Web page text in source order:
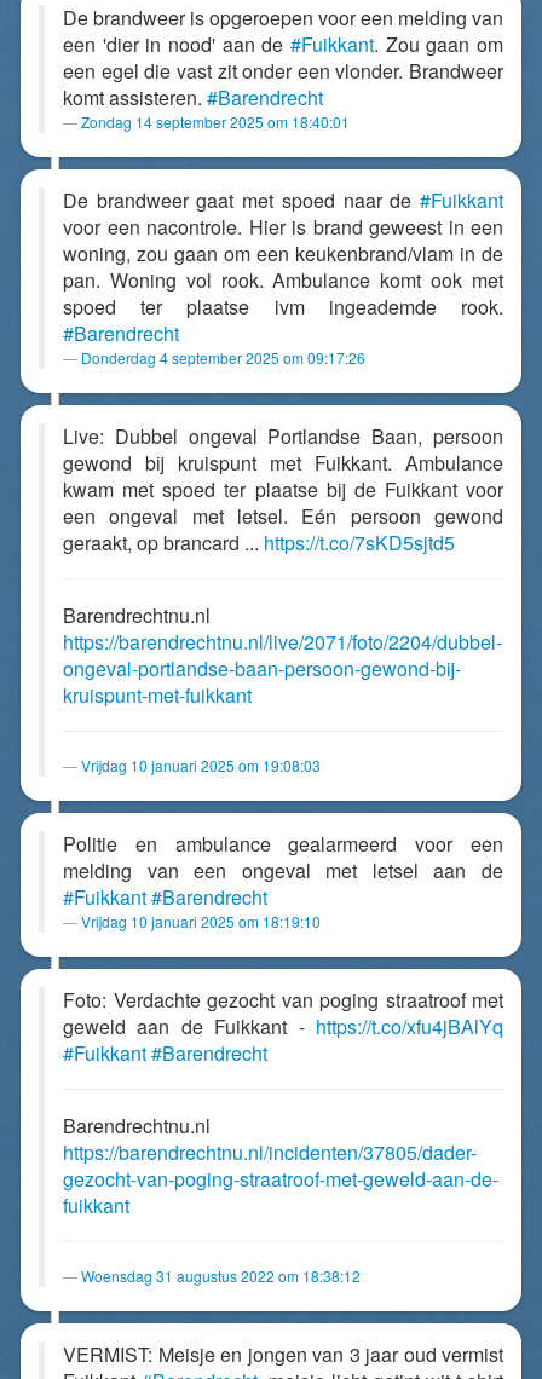
De brandweer is opgeroepen voor een melding van
een 'dier in nood' aan de #Fuikkant. Zou gaan om
een egel die vast zit onder een vlonder. Brandweer
komt assisteren. #Barendrecht
Zondag 14 september 2025 om 18:40:01
De brandweer gaat met spoed naar de #Fuikkant
voor een nacontrole. Hier is brand geweest in een
woning, zou gaan om een keukenbrand/vlam in de
pan. Woning vol rook. Ambulance komt ook met
spoed ter plaatse ivm ingeademde rook.
#Barendrecht
Donderdag 4 september 2025 om 09:17:26
Live: Dubbel ongeval Portlandse Baan, persoon
gewond bij kruispunt met Fuikkant. Ambulance
kwam met spoed ter plaatse bij de Fuikkant voor
een ongeval met letsel. Eén persoon gewond
geraakt, op brancard ... https://t.co/7sKD5sjtd5
Barendrechtnu.nl
https://barendrechtnu.nl/live/2071/foto/2204/dubbel-
ongeval-portlandse-baan-persoon-gewond-bij-
kruispunt-met-fuikkant
Vrijdag 10 januari 2025 om 19:08:03
Politie en ambulance gealarmeerd voor een
melding van een ongeval met letsel aan de
#Fuikkant#Barendrecht
Vrijdag 10 januari 2025 om 18:19:10
Foto: Verdachte gezocht van poging straatroof met
geweld aan de Fuikkant - https://t.co/xfu4jBAlYq
#Fuikkant#Barendrecht
Barendrechtnu.nl
https://barendrechtnu.nl/incidenten/37805/dader-
gezocht-van-poging-straatroof-met-geweld-aan-de-
fuikkant
Woensdag 31 augustus 2022 om 18:38:12
VERMIST: Meisje en jongen van 3 jaar oud vermist